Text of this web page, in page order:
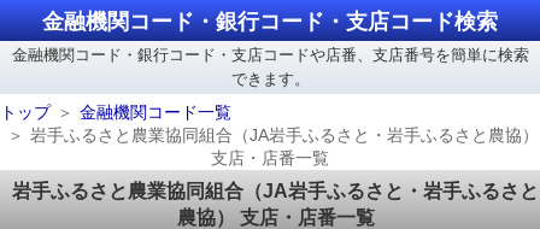
金融機関コード・銀行コード・支店コード検索
金融機関コード・銀行コード・支店コードや店番、支店番号を簡単に検索
できます。
トップ
金融機関コード一覧
岩手ふるさと農業協同組合（JA岩手ふるさと・岩手ふるさと農協）
支店・店番一覧
岩手ふるさと農業協同組合（JA岩手ふるさと・岩手ふるさと
農協） 支店・店番一覧